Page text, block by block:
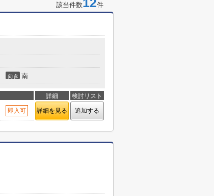
該当件数 件
向き 南
詳細 検討リスト
即入可 詳細を見る 追加する